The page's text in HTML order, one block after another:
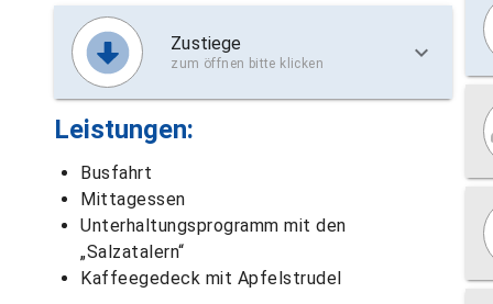
Zustiege
zum öffnen bitte klicken
Leistungen:
Busfahrt
Mittagessen
Unterhaltungsprogramm mit den
„Salzatalern“
Kaffeegedeck mit Apfelstrudel